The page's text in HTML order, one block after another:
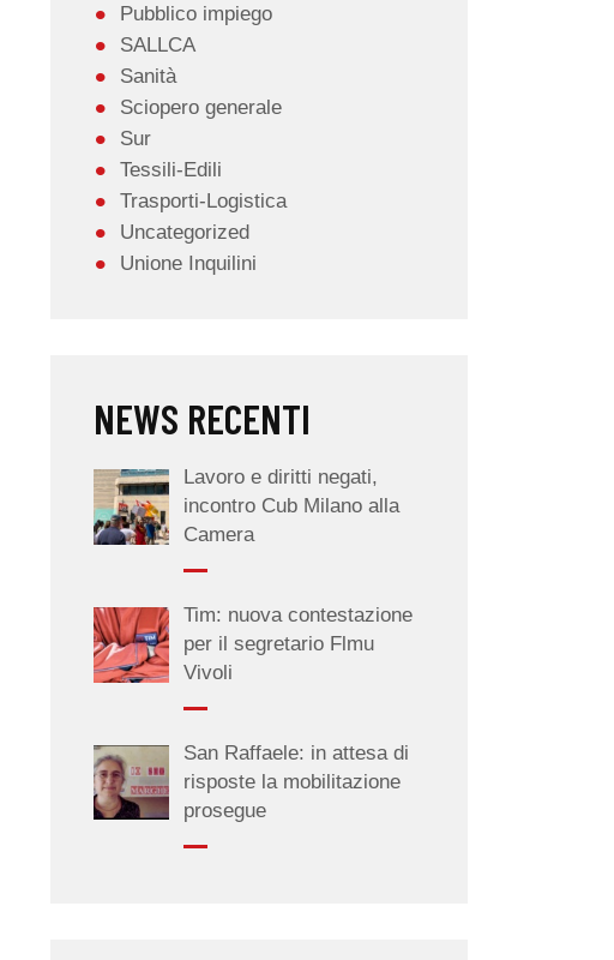
Pubblico impiego
SALLCA
Sanità
Sciopero generale
Sur
Tessili-Edili
Trasporti-Logistica
Uncategorized
Unione Inquilini
NEWS RECENTI
Lavoro e diritti negati,
incontro Cub Milano alla
Camera
Tim: nuova contestazione
per il segretario Flmu
Vivoli
San Raffaele: in attesa di
risposte la mobilitazione
prosegue